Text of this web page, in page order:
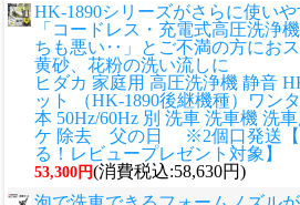
HK-1890シリーズがさらに使いや
「コードレス・充電式高圧洗浄
ちも悪い‥」とご不満の方にお
黄砂、花粉の洗い流しに
ヒダカ 家庭用 高圧洗浄機 静音
ット （HK-1890後継機種）ワン
本 50Hz/60Hz 別 洗車 洗車機 洗
ケ 除去 父の日 ※2個口発送【
る！レビュープレゼント対象】
53,300円(消費税込:58,630円)